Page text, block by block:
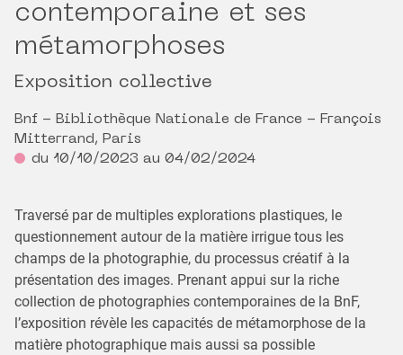
contemporaine et ses
métamorphoses
Exposition collective
Bnf - Bibliothèque Nationale de France - François
Mitterrand, Paris
du 10/10/2023 au 04/02/2024
Traversé par de multiples explorations plastiques, le
questionnement autour de la matière irrigue tous les
champs de la photographie, du processus créatif à la
présentation des images. Prenant appui sur la riche
collection de photographies contemporaines de la BnF,
l’exposition révèle les capacités de métamorphose de la
matière photographique mais aussi sa possible